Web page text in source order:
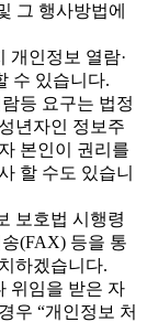
그 행사방법에
인정보 열람·
수 있습니다.
등 요구는 법정
년자인 정보주
본인이 권리를
할 수도 있습니
보호법 시행령
(FAX) 등을 통
하겠습니다.
위임을 받은 자
우 “개인정보 처